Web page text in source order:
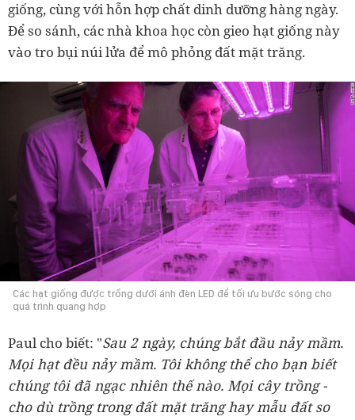
giống, cùng với hỗn hợp chất dinh dưỡng hàng ngày.
Để so sánh, các nhà khoa học còn gieo hạt giống này
vào tro bụi núi lửa để mô phỏng đất mặt trăng.
Các hạt giống được trồng dưới ánh đèn LED để tối ưu bước sóng cho
quá trình quang hợp
Paul cho biết: "Sau 2 ngày, chúng bắt đầu nảy mầm.
Mọi hạt đều nảy mầm. Tôi không thể cho bạn biết
chúng tôi đã ngạc nhiên thế nào. Mọi cây trồng -
cho dù trồng trong đất mặt trăng hay mẫu đất so